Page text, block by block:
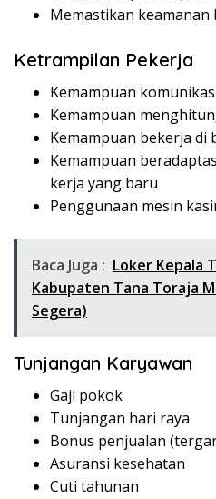
Memastikan
Ketrampilan Pekerja
Kemampuan
Kemampuan
Kemampuan bekerja di
Kemampuan
kerja yang baru
Penggunaan mesin
Baca Juga : Loker Kepala
Kabupaten Tana Toraja
Segera)
Tunjangan Karyawan
Gaji pokok
Tunjangan hari raya
Bonus penjualan
Asuransi kesehatan
Cuti tahunan